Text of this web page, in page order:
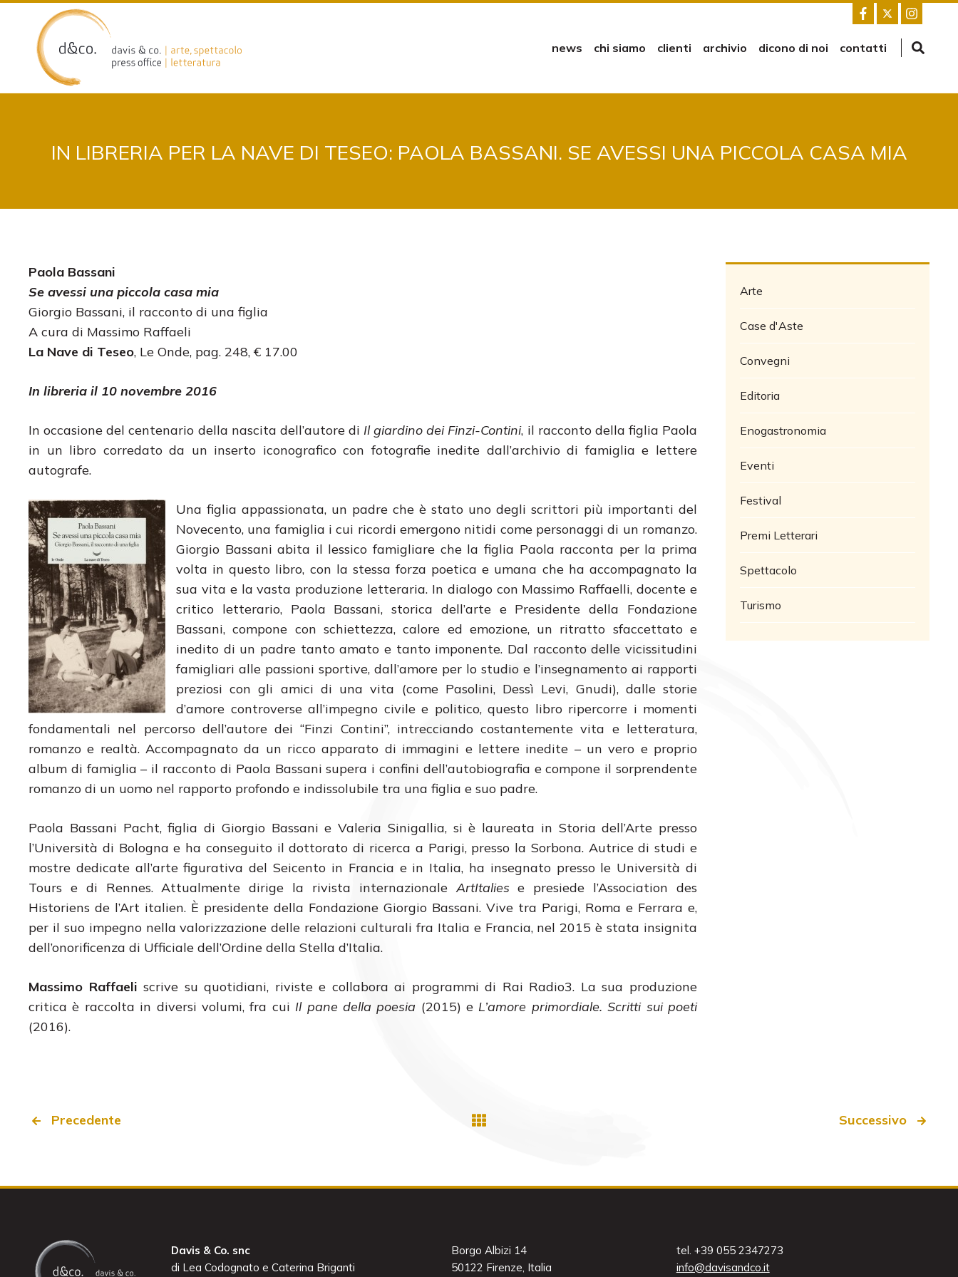
content
news chi siamo clienti archivio dicono di noi contatti
IN LIBRERIA PER LA NAVE DI TESEO: PAOLA BASSANI. SE AVESSI UNA PICCOLA CASA MIA
Paola Bassani
Se avessi una piccola casa mia
Giorgio Bassani, il racconto di una figlia
A cura di Massimo Raffaeli
La Nave di Teseo, Le Onde, pag. 248, € 17.00
In libreria il 10 novembre 2016
In occasione del centenario della nascita dell’autore di Il giardino dei Finzi-Contini, il racconto della figlia Paola
in un libro corredato da un inserto iconografico con fotografie inedite dall’archivio di famiglia e lettere
autografe.
Una figlia appassionata, un padre che è stato uno degli scrittori più importanti del
Novecento, una famiglia i cui ricordi emergono nitidi come personaggi di un romanzo.
Giorgio Bassani abita il lessico famigliare che la figlia Paola racconta per la prima
volta in questo libro, con la stessa forza poetica e umana che ha accompagnato la
sua vita e la vasta produzione letteraria. In dialogo con Massimo Raffaelli, docente e
critico letterario, Paola Bassani, storica dell’arte e Presidente della Fondazione
Bassani, compone con schiettezza, calore ed emozione, un ritratto sfaccettato e
inedito di un padre tanto amato e tanto imponente. Dal racconto delle vicissitudini
famigliari alle passioni sportive, dall’amore per lo studio e l’insegnamento ai rapporti
preziosi con gli amici di una vita (come Pasolini, Dessì Levi, Gnudi), dalle storie
d’amore controverse all’impegno civile e politico, questo libro ripercorre i momenti
fondamentali nel percorso dell’autore dei “Finzi Contini”, intrecciando costantemente vita e letteratura,
romanzo e realtà. Accompagnato da un ricco apparato di immagini e lettere inedite – un vero e proprio
album di famiglia – il racconto di Paola Bassani supera i confini dell’autobiografia e compone il sorprendente
romanzo di un uomo nel rapporto profondo e indissolubile tra una figlia e suo padre.
Paola Bassani Pacht, figlia di Giorgio Bassani e Valeria Sinigallia, si è laureata in Storia dell’Arte presso
l’Università di Bologna e ha conseguito il dottorato di ricerca a Parigi, presso la Sorbona. Autrice di studi e
mostre dedicate all’arte figurativa del Seicento in Francia e in Italia, ha insegnato presso le Università di
Tours e di Rennes. Attualmente dirige la rivista internazionaleArtItalies e presiede l’Association des
Historiens de l’Art italien. È presidente della Fondazione Giorgio Bassani. Vive tra Parigi, Roma e Ferrara e,
per il suo impegno nella valorizzazione delle relazioni culturali fra Italia e Francia, nel 2015 è stata insignita
dell’onorificenza di Ufficiale dell’Ordine della Stella d’Italia.
Massimo Raffaeli scrive su quotidiani, riviste e collabora ai programmi di Rai Radio3. La sua produzione
critica è raccolta in diversi volumi, fra cui Il pane della poesia (2015) e L’amore primordiale. Scritti sui poeti
(2016).
Arte
Case d'Aste
Convegni
Editoria
Enogastronomia
Eventi
Festival
Premi Letterari
Spettacolo
Turismo
Precedente Successivo
Davis & Co. snc
di Lea Codognato e Caterina Briganti
Borgo Albizi 14
50122 Firenze, Italia
tel. +39 055 2347273
info@davisandco.it